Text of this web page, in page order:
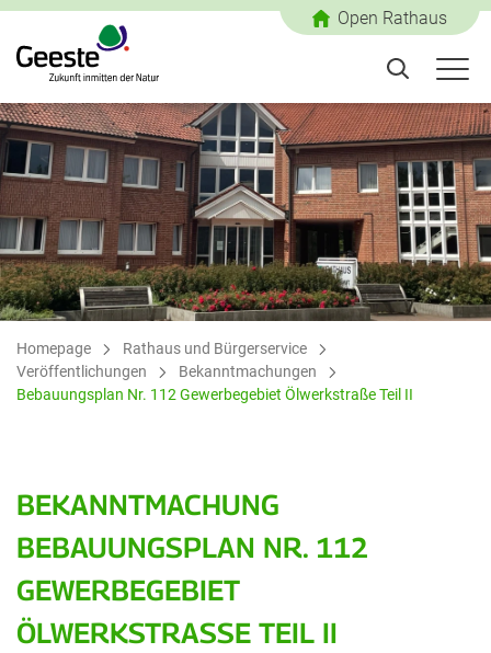
Open Rathaus
Homepage
Rathaus und Bürgerservice
Veröffentlichungen
Bekanntmachungen
Bebauungsplan Nr. 112 Gewerbegebiet Ölwerkstraße Teil II
BEKANNTMACHUNG
BEBAUUNGSPLAN NR. 112
GEWERBEGEBIET
ÖLWERKSTRASSE TEIL II